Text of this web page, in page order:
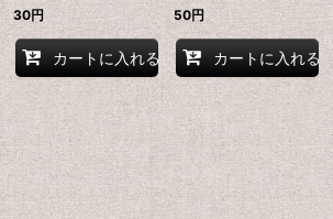
30円
カートに入れる
50円
カートに入れる